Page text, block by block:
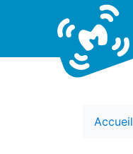
Accueil